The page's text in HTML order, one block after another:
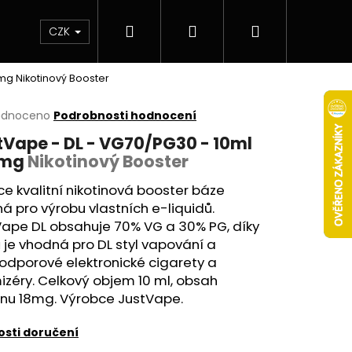
novinky Elektronické cigarety
CZK Přihlášení
Nikotinový Booster
Podrobnosti hodnocení
- DL - VG70/PG30 - 10ml
Nikotinový Booster
kvalitní nikotinová booster báze
pro výrobu vlastních e-liquidů.
DL obsahuje 70%VG a 30% PG, díky
vhodná pro DL styl vapování a
elektronické cigarety a
Celkový objem 10 ml, obsah
18mg. Výrobce JustVape.
doručení